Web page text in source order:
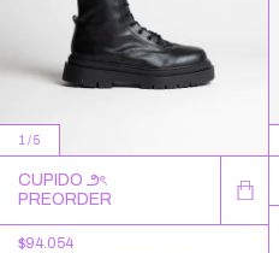
1 /5
CUPIDO ౨ৎ
PREORDER
$94.054